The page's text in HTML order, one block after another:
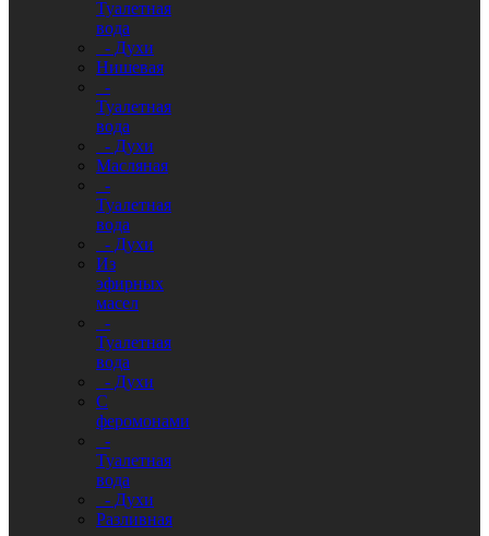
Туалетная
вода
- Духи
Нишевая
-
Туалетная
вода
- Духи
Масляная
-
Туалетная
вода
- Духи
Из
эфирных
масел
-
Туалетная
вода
- Духи
С
феромонами
-
Туалетная
вода
- Духи
Разливная